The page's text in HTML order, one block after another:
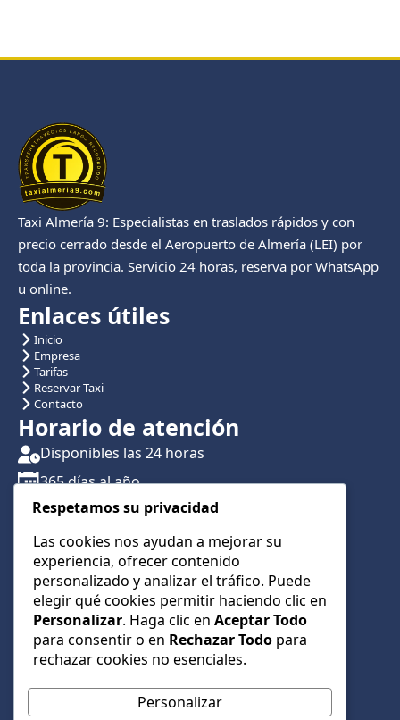
Taxi Almería 9: Especialistas en traslados rápidos y con
precio cerrado desde el Aeropuerto de Almería (LEI) por
toda la provincia. Servicio 24 horas, reserva por WhatsApp
u online.
Enlaces útiles
Inicio
Empresa
Tarifas
Reservar Taxi
Contacto
Horario de atención
Disponibles las 24 horas
365 días al año
Traslados con reserva previa
Atención por teléfono y WhatsApp 24/7
CONTÁCTANOS
+34 622 01 23 74
+34 622 01 23 74
info@taxialmeria9.com
Respetamos su privacidad
Las cookies nos ayudan a mejorar su
experiencia, ofrecer contenido
personalizado y analizar el tráfico. Puede
elegir qué cookies permitir haciendo clic en
Personalizar. Haga clic en Aceptar Todo
para consentir o en Rechazar Todo para
rechazar cookies no esenciales.
Personalizar